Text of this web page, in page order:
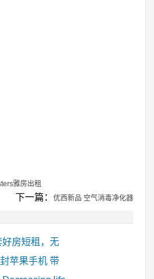
雅房出租
下一篇： 优西新品 空气消毒净化器
房短租，无
苹果手机 带